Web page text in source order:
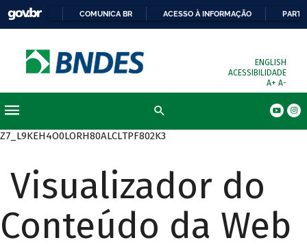
COMUNICA BR ACESSO À INFORMAÇÃO
ENGLISH
ACESSIBILIDADE
A+ A-
Z7_L9KEH4O0LORH80ALCLTPF802K3
Visualizador do
Conteúdo da Web